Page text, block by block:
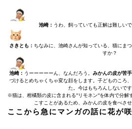
池崎： うわ、飼っていても正解は難しい
さきとも： ちなみに、池崎さんが知っている、猫にま
すか？
池崎： うーーーーーん、なんだろう。 みかんの皮が苦手
づけるとめちゃくちゃ変な顔をします。子どものころ
た。今はもちろんしないです
※猫は、柑橘類の皮に含まれる”リモネン”を体内で分解
こすことがあるため、みかんの皮を食べさ
ここから急にマンガの話に花が